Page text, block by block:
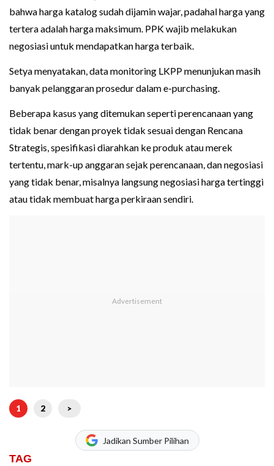
bahwa harga katalog sudah dijamin wajar, padahal harga yang
tertera adalah harga maksimum. PPK wajib melakukan
negosiasi untuk mendapatkan harga terbaik.
Setya menyatakan, data monitoring LKPP menunjukan masih
banyak pelanggaran prosedur dalam e-purchasing.
Beberapa kasus yang ditemukan seperti perencanaan yang
tidak benar dengan proyek tidak sesuai dengan Rencana
Strategis, spesifikasi diarahkan ke produk atau merek
tertentu, mark-up anggaran sejak perencanaan, dan negosiasi
yang tidak benar, misalnya langsung negosiasi harga tertinggi
atau tidak membuat harga perkiraan sendiri.
1 2 >
Jadikan Sumber Pilihan
TAG